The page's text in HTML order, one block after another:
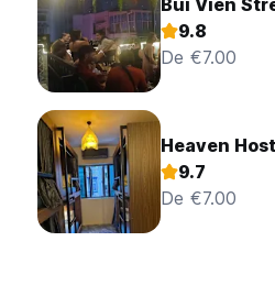
Bui Vien
9.8
De €7.00
Heaven
9.7
De €7.00